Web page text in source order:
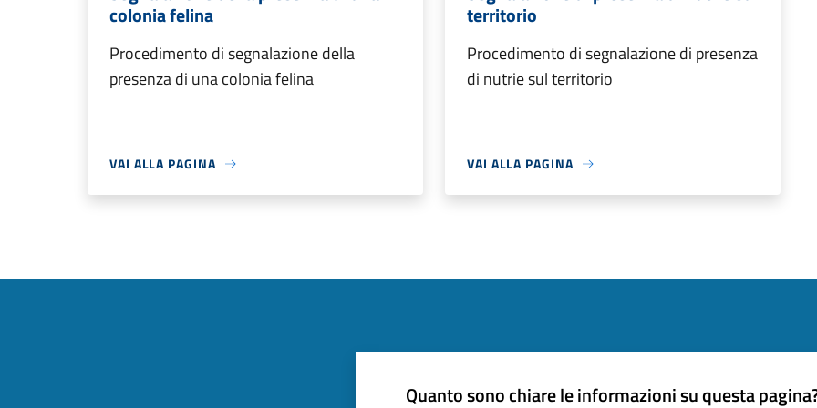
colonia felina
Procedimento di segnalazione della
presenza di una colonia felina
VAI ALLA PAGINA
territorio
Procedimento di segnalazione di presenza
di nutrie sul territorio
VAI ALLA PAGINA
Quanto sono chiare le informazioni su questa